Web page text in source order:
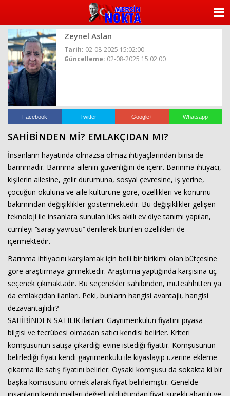
Zeynel Aslan
Tarih: 02-08-2025 15:02:00
Güncelleme: 02-08-2025 15:02:00
Facebook Twitter Google+ Whatsapp
SAHİBİNDEN Mİ? EMLAKÇIDAN MI?
İnsanların hayatında olmazsa olmaz ihtiyaçlarından birisi de
barınmadır. Barınma ailenin güvenliğini de içerir. Barınma ihtiyacı,
kişilerin ailesine, gelir durumuna, sosyal çevresine, iş yerine,
çocuğun okuluna ve aile kültürüne göre, özellikleri ve konumu
bakımından değişiklikler göstermektedir. Bu değişiklikler gelişen
teknoloji ile insanlara sunulan lüks akıllı ev diye tanımı yapılan,
cümleyi ‘’saray yavrusu’’ denilerek bitirilen özellikleri de
içermektedir.
Barınma ihtiyacını karşılamak için belli bir birikimi olan bütçesine
göre araştırmaya girmektedir. Araştırma yaptığında karşısına üç
seçenek çıkmaktadır. Bu seçenekler sahibinden, müteahhitten ya
da emlakçıdan ilanları. Peki, bunların hangisi avantajlı, hangisi
dezavantajlıdır?
SAHİBİNDEN SATILIK ilanları: Gayrimenkulün fiyatını piyasa
bilgisi ve tecrübesi olmadan satıcı kendisi belirler. Kriteri
komşusunun satışa çıkardığı evine istediği fiyattır. Komşusunun
belirlediği fiyatı kendi gayrimenkulü ile kıyaslayıp üzerine ekleme
çıkarma ile satış fiyatını belirler. Oysaki komşusu da sokakta ki bir
başka komsusunu örnek alarak fiyat belirlemiştir. Genelde
YAZARLAR
VİDEO GALERİ
İLETİŞİM